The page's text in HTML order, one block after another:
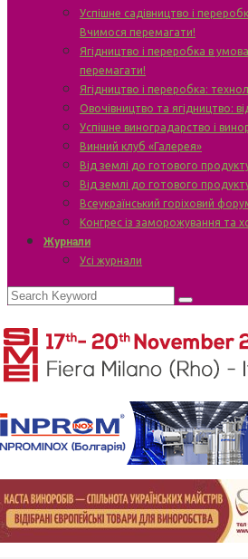
Успішне садівництво і
Вчимося перемагати!
Ягідництво і переробка в
перемагати!
Ягідництво і переробка:
Овочівництво та ягідництво:
Успішне виноградарство і
Винний клуб «Галерея»
Від землі до готового
Від землі до готового
Всеукраїнський горіховий
Конгрес із заморожування та
Журнали
Усі журнали